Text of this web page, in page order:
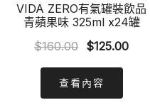
VIDA ZERO有氣罐裝飲品
青蘋果味 325ml x24罐
$160.00 Original
was:
$160.00.
$125.00
查看內容